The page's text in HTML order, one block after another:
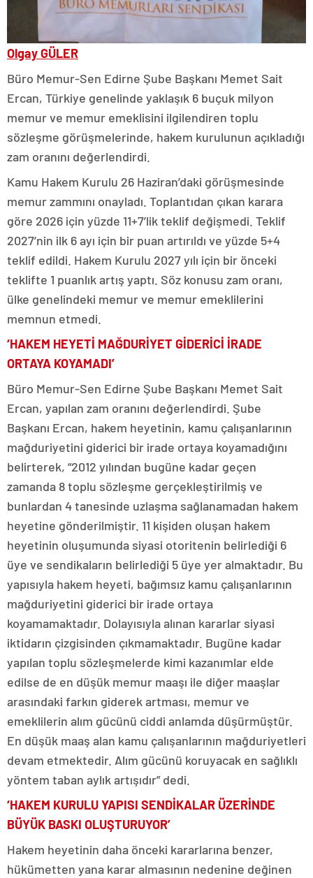
Olgay GÜLER
Büro Memur-Sen Edirne Şube Başkanı Memet Sait
Ercan, Türkiye genelinde yaklaşık 6 buçuk milyon
memur ve memur emeklisini ilgilendiren toplu
sözleşme görüşmelerinde, hakem kurulunun açıkladığı
zam oranını değerlendirdi.
Kamu Hakem Kurulu 26 Haziran’daki görüşmesinde
memur zammını onayladı. Toplantıdan çıkan karara
göre 2026 için yüzde 11+7’lik teklif değişmedi. Teklif
2027’nin ilk 6 ayı için bir puan artırıldı ve yüzde 5+4
teklif edildi. Hakem Kurulu 2027 yılı için bir önceki
teklifte 1 puanlık artış yaptı. Söz konusu zam oranı,
ülke genelindeki memur ve memur emeklilerini
memnun etmedi.
‘HAKEM HEYETİ MAĞDURİYET GİDERİCİ İRADE
ORTAYA KOYAMADI’
Büro Memur-Sen Edirne Şube Başkanı Memet Sait
Ercan, yapılan zam oranını değerlendirdi. Şube
Başkanı Ercan, hakem heyetinin, kamu çalışanlarının
mağduriyetini giderici bir irade ortaya koyamadığını
belirterek, “2012 yılından bugüne kadar geçen
zamanda 8 toplu sözleşme gerçekleştirilmiş ve
bunlardan 4 tanesinde uzlaşma sağlanamadan hakem
heyetine gönderilmiştir. 11 kişiden oluşan hakem
heyetinin oluşumunda siyasi otoritenin belirlediği 6
üye ve sendikaların belirlediği 5 üye yer almaktadır. Bu
yapısıyla hakem heyeti, bağımsız kamu çalışanlarının
mağduriyetini giderici bir irade ortaya
koyamamaktadır. Dolayısıyla alınan kararlar siyasi
iktidarın çizgisinden çıkmamaktadır. Bugüne kadar
yapılan toplu sözleşmelerde kimi kazanımlar elde
edilse de en düşük memur maaşı ile diğer maaşlar
arasındaki farkın giderek artması, memur ve
emeklilerin alım gücünü ciddi anlamda düşürmüştür.
En düşük maaş alan kamu çalışanlarının mağduriyetleri
devam etmektedir. Alım gücünü koruyacak en sağlıklı
yöntem taban aylık artışıdır” dedi.
‘HAKEM KURULU YAPISI SENDİKALAR ÜZERİNDE
BÜYÜK BASKI OLUŞTURUYOR’
Hakem heyetinin daha önceki kararlarına benzer,
hükümetten yana karar almasının nedenine değinen